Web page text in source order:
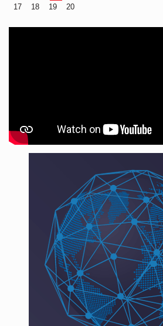
17
18 19 20